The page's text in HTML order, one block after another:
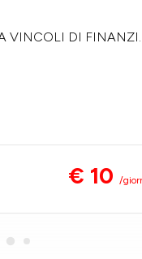
VINCOLI DI
€ 10 /